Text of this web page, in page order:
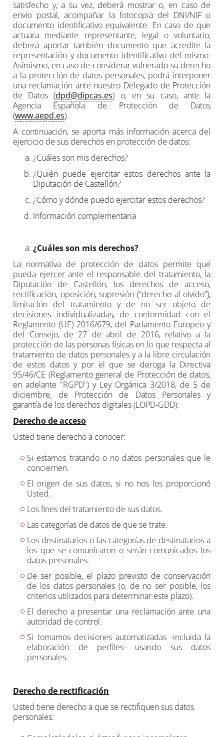
satisfecho y, a su vez, deberá mostrar o, en caso de
envío postal, acompañar la fotocopia del DNI/NIF o
documento identificativo equivalente. En caso de que
actuara mediante representante, legal o voluntario,
deberá aportar también documento que acredite la
representación y documento identificativo del mismo.
Asimismo, en caso de considerar vulnerado su derecho
a la protección de datos personales, podrá interponer
una reclamación ante nuestro Delegado de Protección
de Datos (dpd@dipcas.es) o, en su caso, ante la
Agencia Española de Protección de Datos
(www.aepd.es).
A continuación, se aporta más información acerca del
ejercicio de sus derechos en protección de datos:
¿Cuáles son mis derechos?
¿Quién puede ejercitar estos derechos ante la
Diputación de Castellón?
¿Cómo y dónde puedo ejercitar estos derechos?
Información complementaria
¿Cuáles son mis derechos?
La normativa de protección de datos permite que
pueda ejercer ante el responsable del tratamiento, la
Diputación de Castellón, los derechos de acceso,
rectificación, oposición, supresión (“derecho al olvido”),
limitación del tratamiento y de no ser objeto de
decisiones individualizadas, de conformidad con el
Reglamento (UE) 2016/679, del Parlamento Europeo y
del Consejo, de 27 de abril de 2016, relativo a la
protección de las personas físicas en lo que respecta al
tratamiento de datos personales y a la libre circulación
de estos datos y por el que se deroga la Directiva
95/46/CE (Reglamento general de Protección de datos,
en adelante "RGPD") y Ley Orgánica 3/2018, de 5 de
diciembre, de Protección de Datos Personales y
garantía de los derechos digitales (LOPD-GDD):
Derecho de acceso
Usted tiene derecho a conocer:
Si estamos tratando o no datos personales que le
conciernen.
El origen de sus datos, si no nos los proporcionó
Usted.
Los fines del tratamiento de sus datos.
Las categorías de datos de que se trate.
Los destinatarios o las categorías de destinatarios a
los que se comunicaron o serán comunicados los
datos personales.
De ser posible, el plazo previsto de conservación
de los datos personales (o, de no ser posible, los
criterios utilizados para determinar este plazo).
El derecho a presentar una reclamación ante una
autoridad de control.
Si tomamos decisiones automatizadas -incluida la
elaboración de perfiles- usando sus datos
personales.
Derecho de rectificación
Usted tiene derecho a que se rectifiquen sus datos
personales: